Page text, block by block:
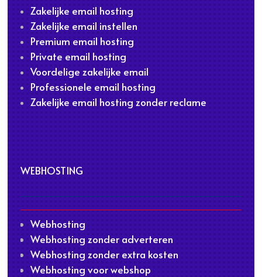
Zakelijke email hosting
Zakelijke email instellen
Premium email hosting
Private email hosting
Voordelige zakelijke email
Professionele email hosting
Zakelijke email hosting zonder reclame
WEBHOSTING
Webhosting
Webhosting zonder adverteren
Webhosting zonder extra kosten
Webhosting voor webshop